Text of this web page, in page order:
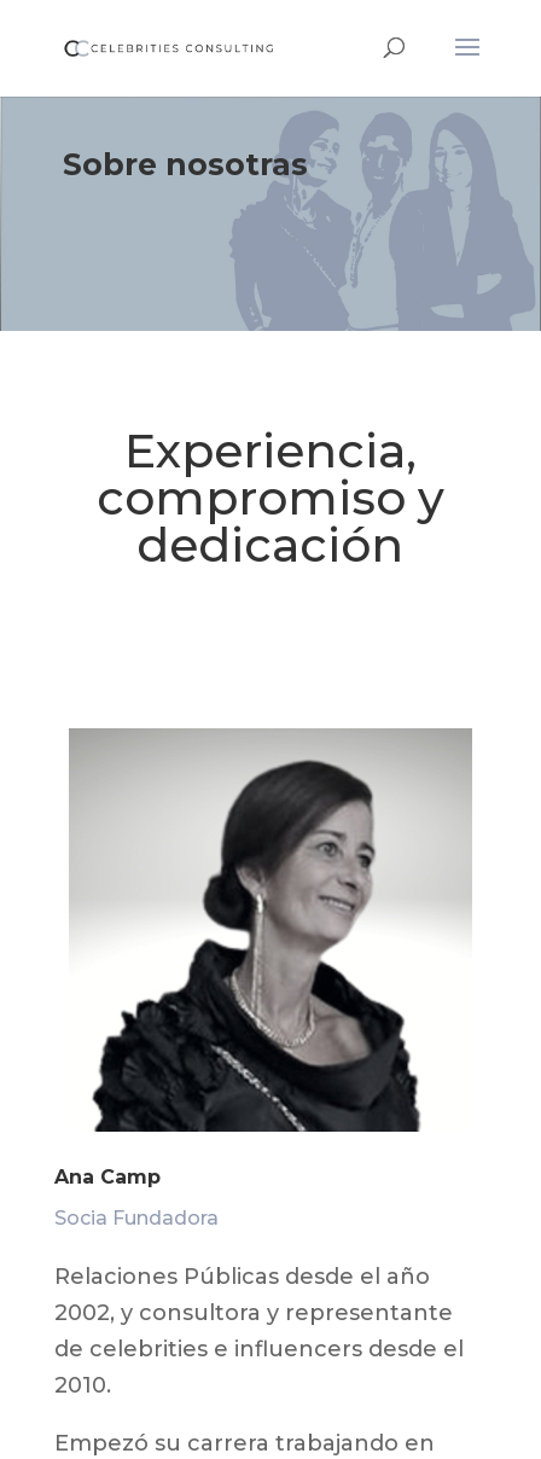
Sobre nosotras
Experiencia,
compromiso y
dedicación
Ana Camp
Socia Fundadora
Relaciones Públicas desde el año
2002, y consultora y representante
de celebrities e influencers desde el
2010.
Empezó su carrera trabajando en